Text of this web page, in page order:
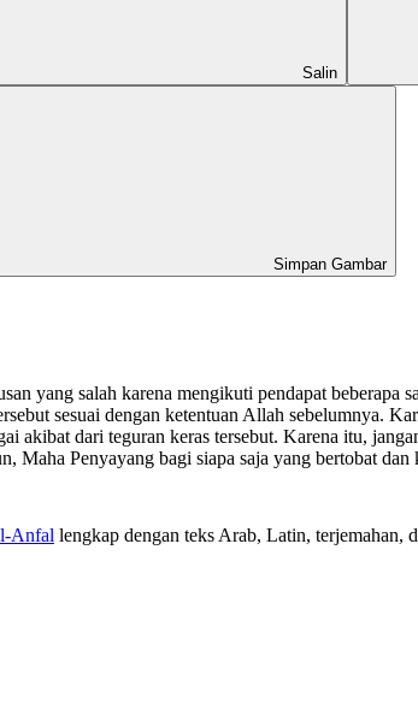
Salin
Simpan Gambar
yang salah karena mengikuti pendapat
sesuai dengan ketentuan Allah sebelumnya.
akibat dari teguran keras tersebut. Karena itu,
Penyayang bagi siapa saja yang bertobat dan
Anfal lengkap dengan teks Arab, Latin, terjemahan,